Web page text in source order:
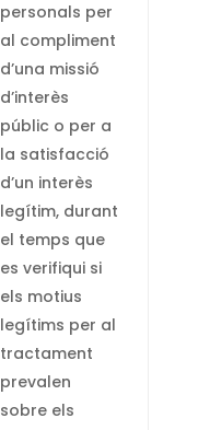
personals per
al compliment
d’una missió
d’interès
públic o per a
la satisfacció
d’un interès
legítim, durant
el temps que
es verifiqui si
els motius
legítims per al
tractament
prevalen
sobre els